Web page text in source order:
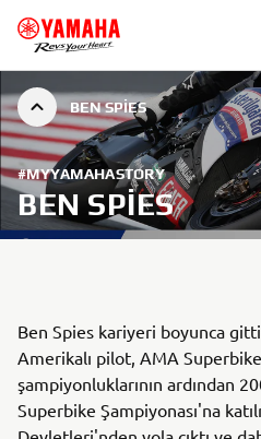
BEN SPIES
#MYYAMAHASTORY
BEN SPIES
Ben Spies kariyeri boyunca
Amerikalı pilot, AMA
şampiyonluklarının ardından
Superbike Şampiyonası'na